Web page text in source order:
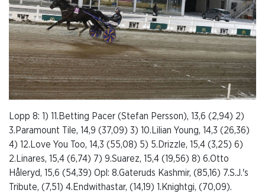
Lopp 8: 1) 11.Betting Pacer (Stefan Persson), 13,6 (2,94) 2)
3.Paramount Tile, 14,9 (37,09) 3) 10.Lilian Young, 14,3 (26,36)
4) 12.Love You Too, 14,3 (55,08) 5) 5.Drizzle, 15,4 (3,25) 6)
2.Linares, 15,4 (6,74) 7) 9.Suarez, 15,4 (19,56) 8) 6.Otto
Håleryd, 15,6 (54,39) Opl: 8.Gateruds Kashmir, (85,16) 7.S.J.'s
Tribute, (7,51) 4.Endwithastar, (14,19) 1.Knightgi, (70,09).